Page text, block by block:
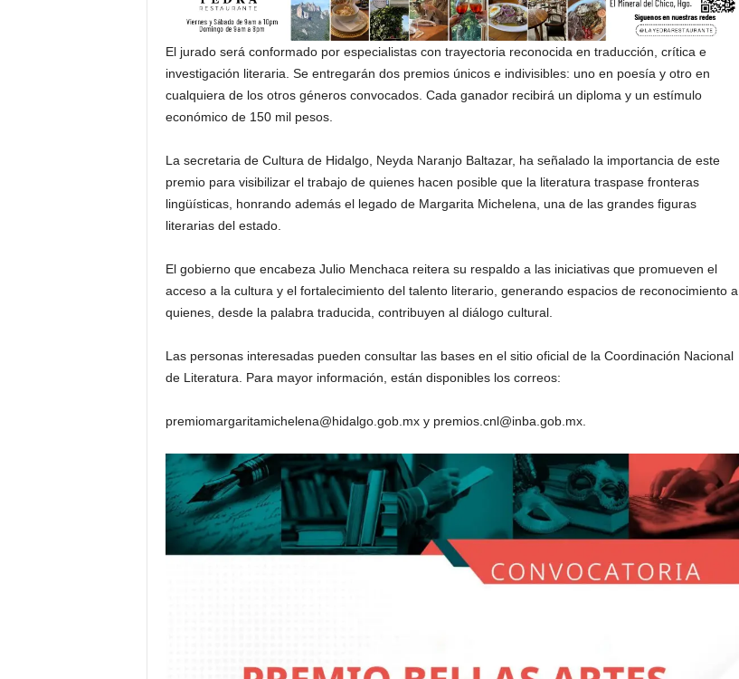
El jurado será conformado por especialistas con trayectoria reconocida en traducción, crítica e
investigación literaria. Se entregarán dos premios únicos e indivisibles: uno en poesía y otro en
cualquiera de los otros géneros convocados. Cada ganador recibirá un diploma y un estímulo
económico de 150 mil pesos.
La secretaria de Cultura de Hidalgo, Neyda Naranjo Baltazar, ha señalado la importancia de este
premio para visibilizar el trabajo de quienes hacen posible que la literatura traspase fronteras
lingüísticas, honrando además el legado de Margarita Michelena, una de las grandes figuras
literarias del estado.
El gobierno que encabeza Julio Menchaca reitera su respaldo a las iniciativas que promueven el
acceso a la cultura y el fortalecimiento del talento literario, generando espacios de reconocimiento a
quienes, desde la palabra traducida, contribuyen al diálogo cultural.
Las personas interesadas pueden consultar las bases en el sitio oficial de la Coordinación Nacional
de Literatura. Para mayor información, están disponibles los correos:
premiomargaritamichelena@hidalgo.gob.mx y premios.cnl@inba.gob.mx.